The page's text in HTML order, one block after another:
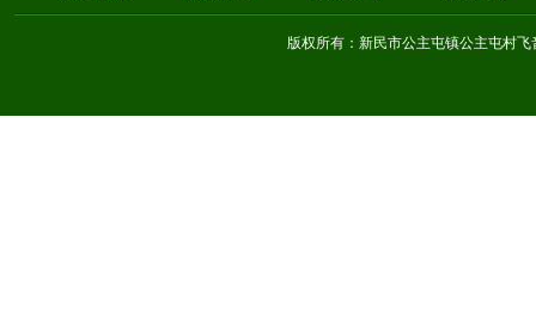
版权所有：新民市公主屯镇公主屯村